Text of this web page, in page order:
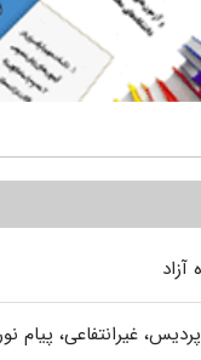
غیرانتفاعی، پیام